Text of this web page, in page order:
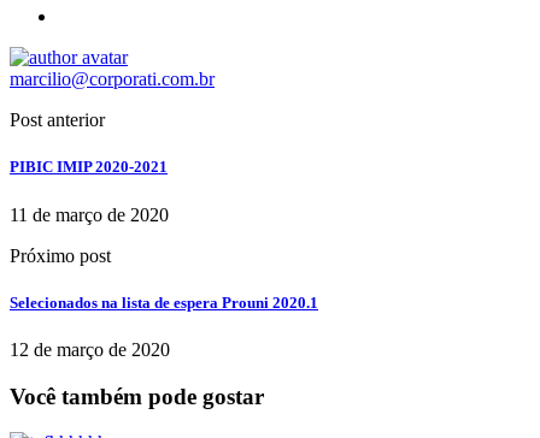
marcilio@corporati.com.br
Post anterior
PIBIC IMIP 2020-2021
11 de março de 2020
Próximo post
Selecionados na lista de espera Prouni 2020.1
12 de março de 2020
Você também pode gostar